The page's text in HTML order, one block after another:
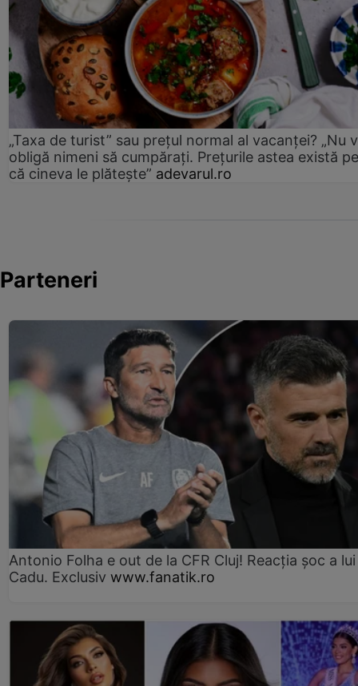
„Taxa de turist” sau prețul normal al vacanței? „Nu
obligă nimeni să cumpărați. Prețurile astea există
că cineva le plătește” adevarul.ro
Parteneri
Antonio Folha e out de la CFR Cluj! Reacția șoc a lui
Cadu. Exclusiv www.fanatik.ro